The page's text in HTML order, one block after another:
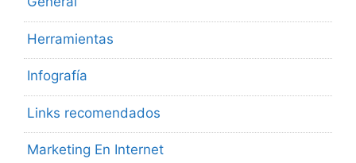
Herramientas
Infografía
Links recomendados
Marketing En Internet